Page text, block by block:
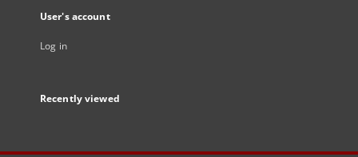
User's account
Log in
Recently viewed